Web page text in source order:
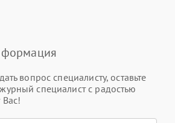
вопрос специалисту, оставьте
специалист с радостью
Вас!